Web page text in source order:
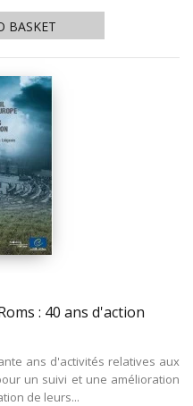
BASKET
: 40 ans d'action
ans d'activités relatives aux
un suivi et une amélioration
de leurs...